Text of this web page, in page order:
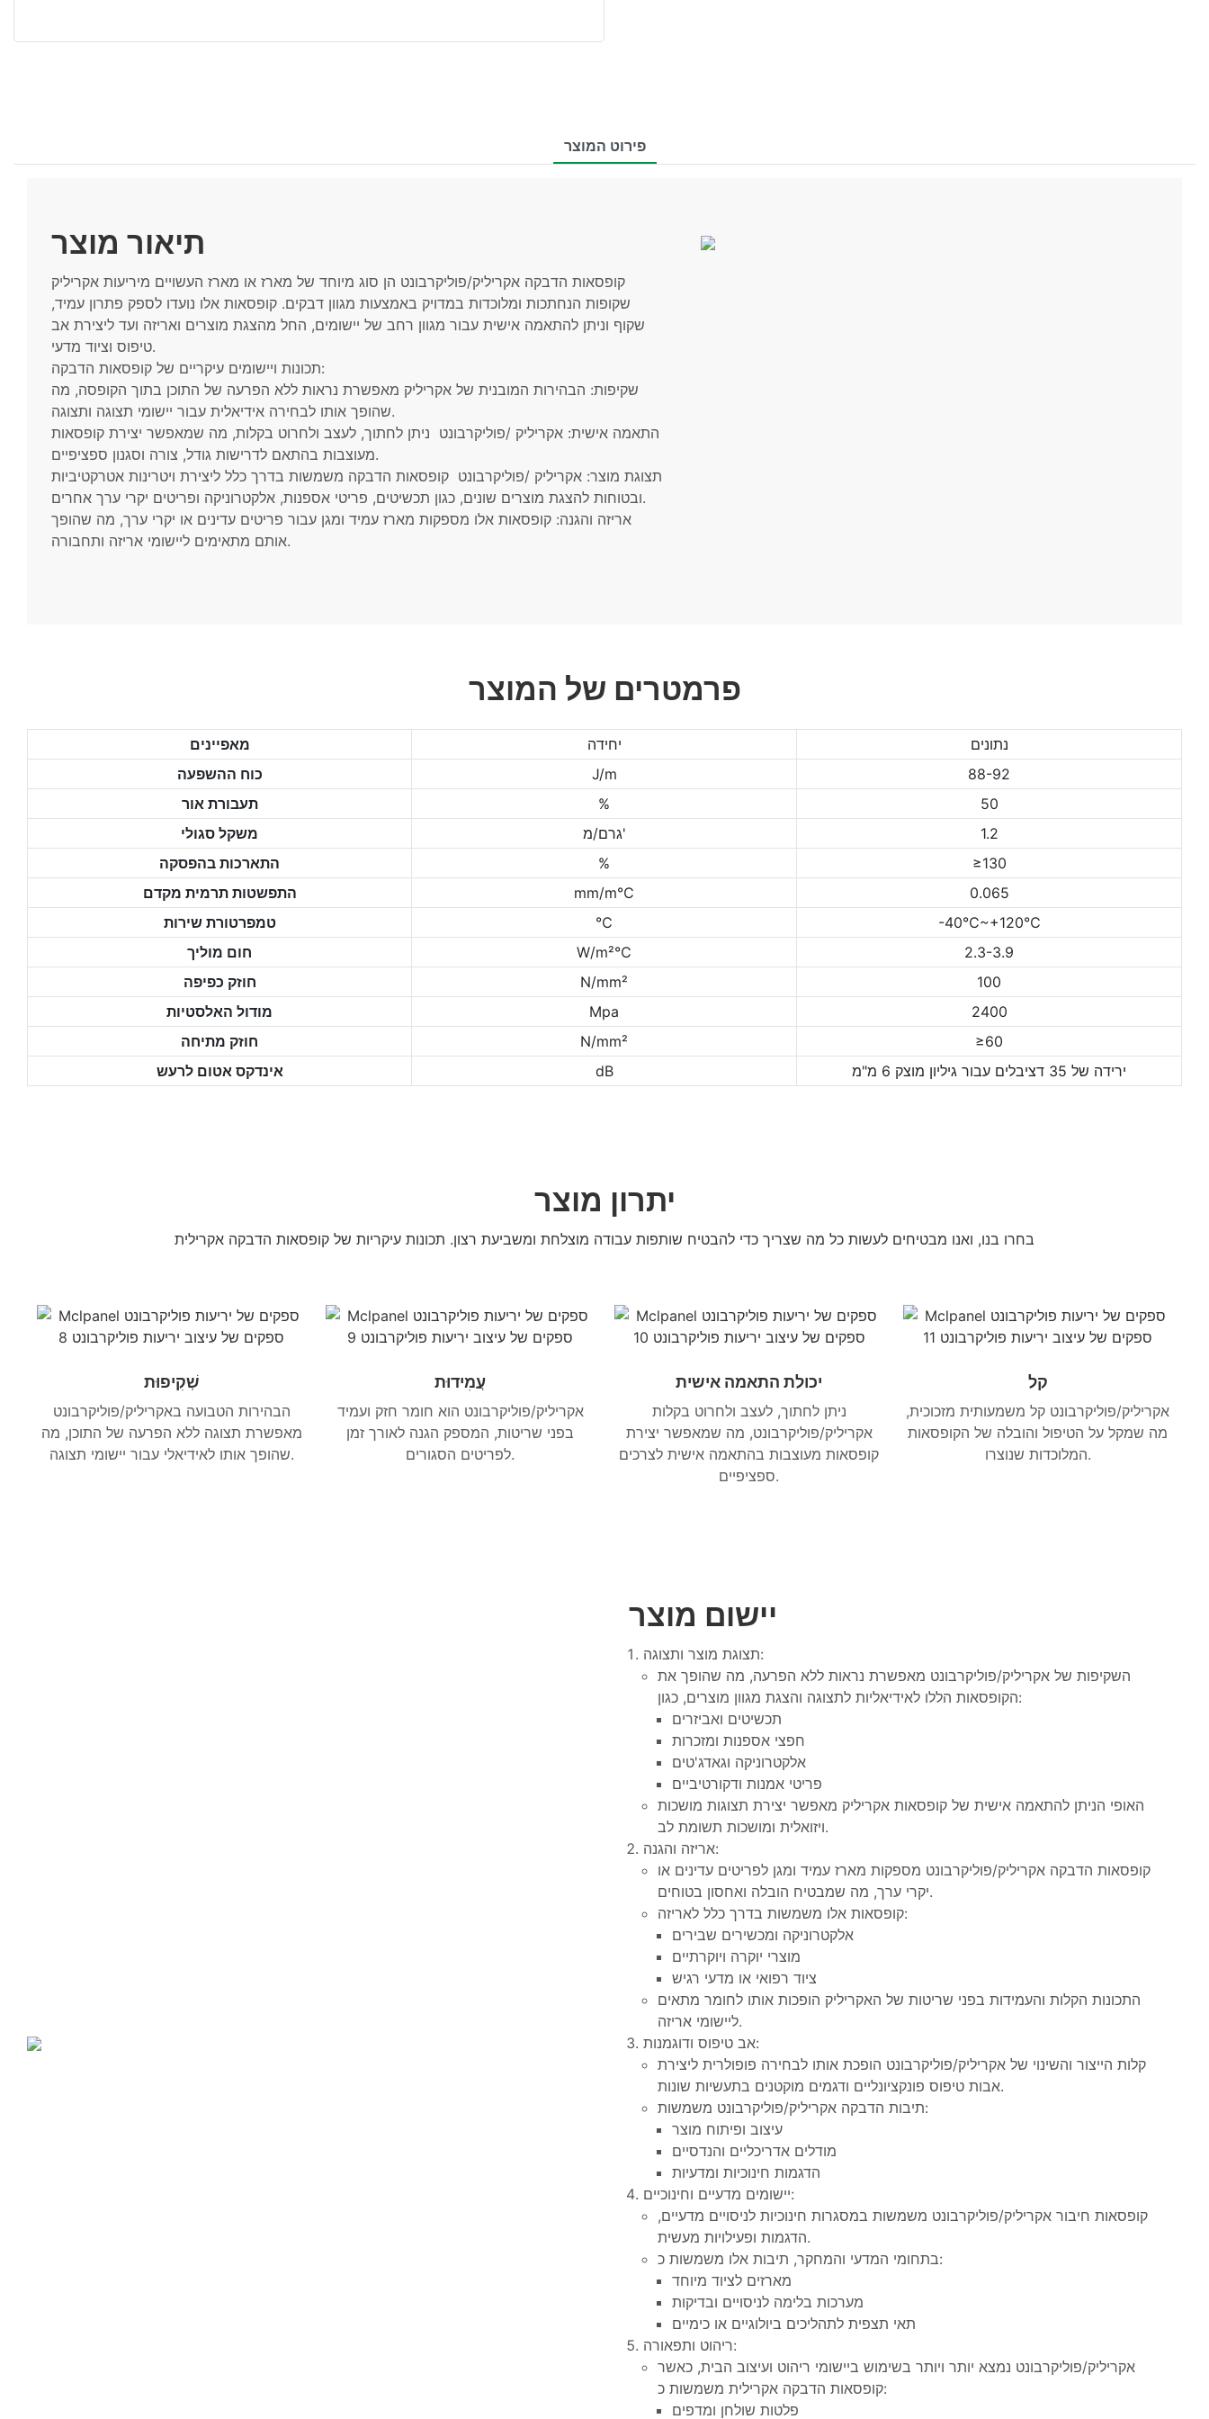
פירוט המוצר
תיאור מוצר
קופסאות הדבקה אקריליק/פוליקרבונט הן סוג מיוחד של מארז או מארז העשויים מיריעות אקריליק
שקופות הנחתכות ומלוכדות במדויק באמצעות מגוון דבקים. קופסאות אלו נועדו לספק פתרון עמיד,
שקוף וניתן להתאמה אישית עבור מגוון רחב של יישומים, החל מהצגת מוצרים ואריזה ועד ליצירת אב
טיפוס וציוד מדעי.
תכונות ויישומים עיקריים של קופסאות הדבקה:
שקיפות: הבהירות המובנית של אקריליק מאפשרת נראות ללא הפרעה של התוכן בתוך הקופסה, מה
שהופך אותו לבחירה אידיאלית עבור יישומי תצוגה ותצוגה.
התאמה אישית: אקריליק/פוליקרבונט ניתן לחתוך, לעצב ולחרוט בקלות, מה שמאפשר יצירת קופסאות
מעוצבות בהתאם לדרישות גודל, צורה וסגנון ספציפיים.
תצוגת מוצר: אקריליק/פוליקרבונט קופסאות הדבקה משמשות בדרך כלל ליצירת ויטרינות אטרקטיביות
ובטוחות להצגת מוצרים שונים, כגון תכשיטים, פריטי אספנות, אלקטרוניקה ופריטים יקרי ערך אחרים.
אריזה והגנה: קופסאות אלו מספקות מארז עמיד ומגן עבור פריטים עדינים או יקרי ערך, מה שהופך
אותם מתאימים ליישומי אריזה ותחבורה.
פרמטרים של המוצר
מאפיינים יחידה
נתונים
כוח ההשפעה
J/m
88-92
תעבורת אור
%
50
משקל סגולי
גרם/מ'
1.2
התארכות בהפסקה
%
≥130
התפשטות תרמית מקדם
mm/m℃
0.065
טמפרטורת שירות
℃
-40℃~+120℃
חום מוליך
W/m²℃
2.3-3.9
חוזק כפיפה
N/mm²
100
מודול האלסטיות
Mpa
2400
חוזק מתיחה
N/mm²
≥60
אינדקס אטום לרעש
dB ירידה של 35 דציבלים עבור גיליון מוצק 6 מ"מ
יתרון מוצר
בחרו בנו, ואנו מבטיחים לעשות כל מה שצריך כדי להבטיח שותפות עבודה מוצלחת ומשביעת רצון. תכונות עיקריות של קופסאות הדבקה אקרילית
שְׁקִיפוּת
הבהירות הטבועה באקריליק/פוליקרבונט
מאפשרת תצוגה ללא הפרעה של התוכן, מה
שהופך אותו לאידיאלי עבור יישומי תצוגה.
עֲמִידוּת
אקריליק/פוליקרבונט הוא חומר חזק ועמיד
בפני שריטות, המספק הגנה לאורך זמן
לפריטים הסגורים.
יכולת התאמה אישית
ניתן לחתוך, לעצב ולחרוט בקלות
אקריליק/פוליקרבונט, מה שמאפשר יצירת
קופסאות מעוצבות בהתאמה אישית לצרכים
ספציפיים.
קל
אקריליק/פוליקרבונט קל משמעותית מזכוכית,
מה שמקל על הטיפול והובלה של הקופסאות
המלוכדות שנוצרו.
יישום מוצר
תצוגת מוצר ותצוגה:
השקיפות של אקריליק/פוליקרבונט מאפשרת נראות ללא הפרעה, מה שהופך את
הקופסאות הללו לאידיאליות לתצוגה והצגת מגוון מוצרים, כגון:
תכשיטים ואביזרים
חפצי אספנות ומזכרות
אלקטרוניקה וגאדג'טים
פריטי אמנות ודקורטיביים
האופי הניתן להתאמה אישית של קופסאות אקריליק מאפשר יצירת תצוגות מושכות
ויזואלית ומושכות תשומת לב.
אריזה והגנה:
קופסאות הדבקה אקריליק/פוליקרבונט מספקות מארז עמיד ומגן לפריטים עדינים או
יקרי ערך, מה שמבטיח הובלה ואחסון בטוחים.
קופסאות אלו משמשות בדרך כלל לאריזה:
אלקטרוניקה ומכשירים שבירים
מוצרי יוקרה ויוקרתיים
ציוד רפואי או מדעי רגיש
התכונות הקלות והעמידות בפני שריטות של האקריליק הופכות אותו לחומר מתאים
ליישומי אריזה.
אב טיפוס ודוגמנות:
קלות הייצור והשינוי של אקריליק/פוליקרבונט הופכת אותו לבחירה פופולרית ליצירת
אבות טיפוס פונקציונליים ודגמים מוקטנים בתעשיות שונות.
תיבות הדבקה אקריליק/פוליקרבונט משמשות:
עיצוב ופיתוח מוצר
מודלים אדריכליים והנדסיים
הדגמות חינוכיות ומדעיות
יישומים מדעיים וחינוכיים:
קופסאות חיבור אקריליק/פוליקרבונט משמשות במסגרות חינוכיות לניסויים מדעיים,
הדגמות ופעילויות מעשית.
בתחומי המדעי והמחקר, תיבות אלו משמשות כ:
מארזים לציוד מיוחד
מערכות בלימה לניסויים ובדיקות
תאי תצפית לתהליכים ביולוגיים או כימיים
ריהוט ותפאורה:
אקריליק/פוליקרבונט נמצא יותר ויותר בשימוש ביישומי ריהוט ועיצוב הבית, כאשר
קופסאות הדבקה אקרילית משמשות כ:
פלטות שולחן ומדפים